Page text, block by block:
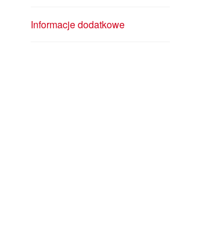
Informacje dodatkowe